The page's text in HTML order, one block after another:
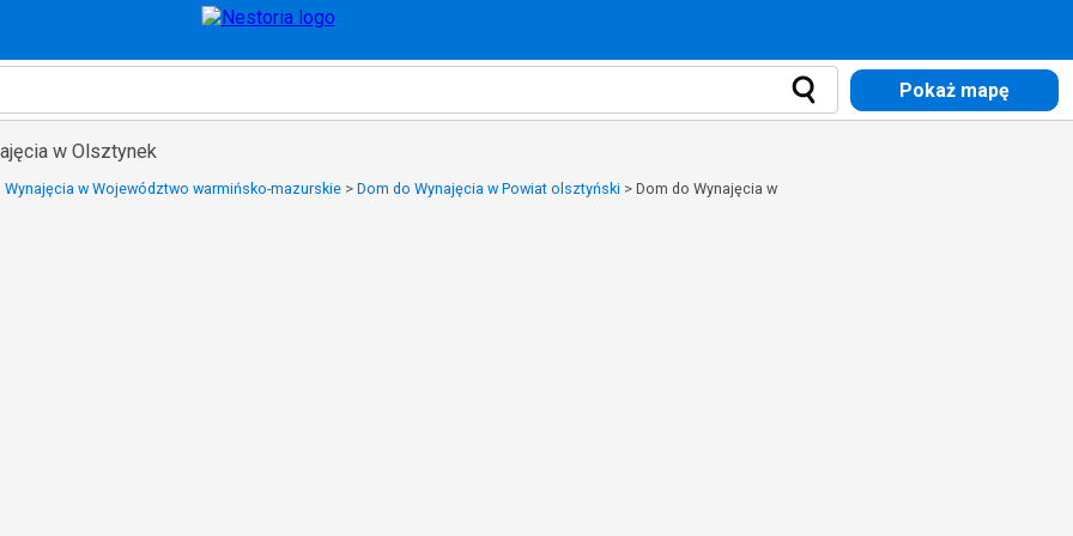
Pokaż mapę
w Olsztynek
Wynajęcia w Województwo warmińsko-mazurskie > Dom do Wynajęcia w Powiat olsztyński > Dom do Wynajęcia w